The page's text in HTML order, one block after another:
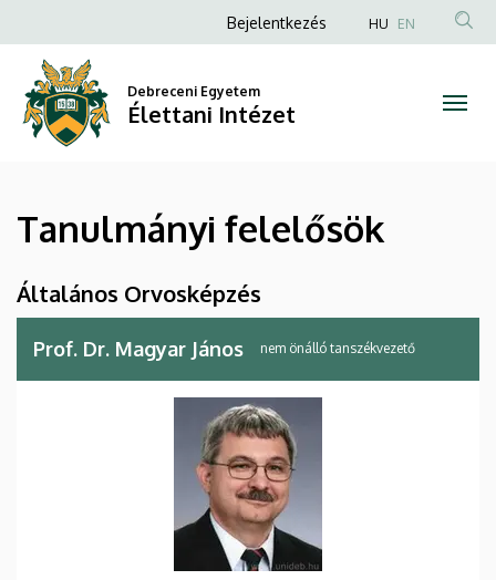
felelősök
Élettani
Intézet
a
tartalomra
Anonim
fiók
menüje
Bejelentkezés HU EN
Debreceni Egyetem
Élettani Intézet
Tanulmányi felelősök
Általános Orvosképzés
Prof. Dr. Magyar János nem önálló tanszékvezető